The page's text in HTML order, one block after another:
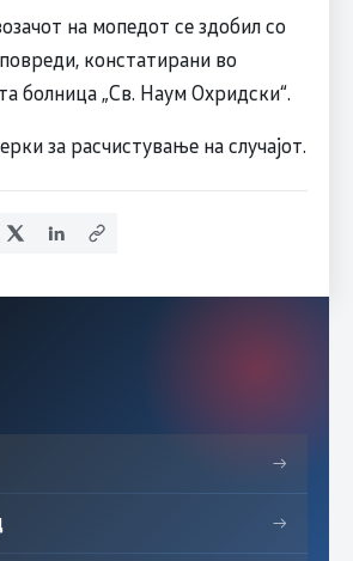
на мопедот се здобил со
констатирани во
болница „Св. Наум Охридски“.
за расчистување на случајот.
→
→